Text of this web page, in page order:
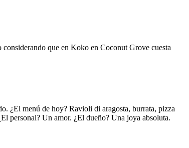
que en Koko en Coconut Grove cuesta
¿El menú de hoy? Ravioli di aragosta, burrata, pizza
personal? Un amor. ¿El dueño? Una joya absoluta.